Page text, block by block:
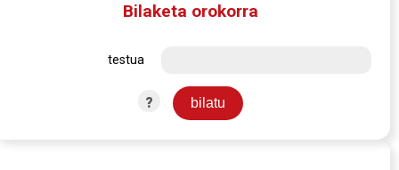
Bilaketa orokorra
testua
?